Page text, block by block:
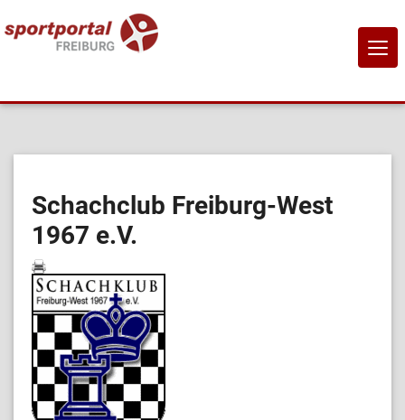
Sportanbietende
Sportstätten
Schachclub Freiburg-West
1967 e.V.